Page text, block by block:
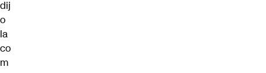
dij
o
la
co
m